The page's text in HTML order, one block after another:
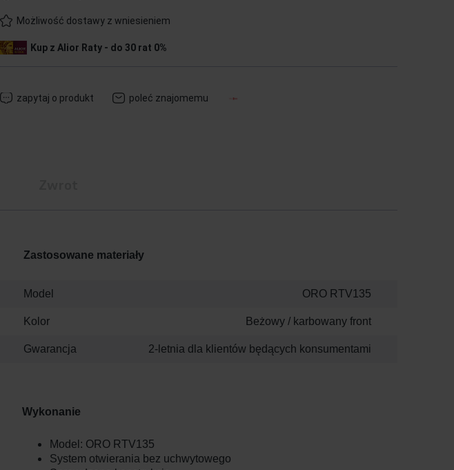
Możliwość dostawy z wniesieniem
Kup z Alior Raty - do 30 rat 0%
zapytaj o produkt poleć znajomemu
Zastosowane materiały
Model ORO RTV135
Kolor Beżowy / karbowany front
Gwarancja 2-letnia dla klientów będących konsumentami
Wykonanie
Model: ORO RTV135
System otwierania bez uchwytowego